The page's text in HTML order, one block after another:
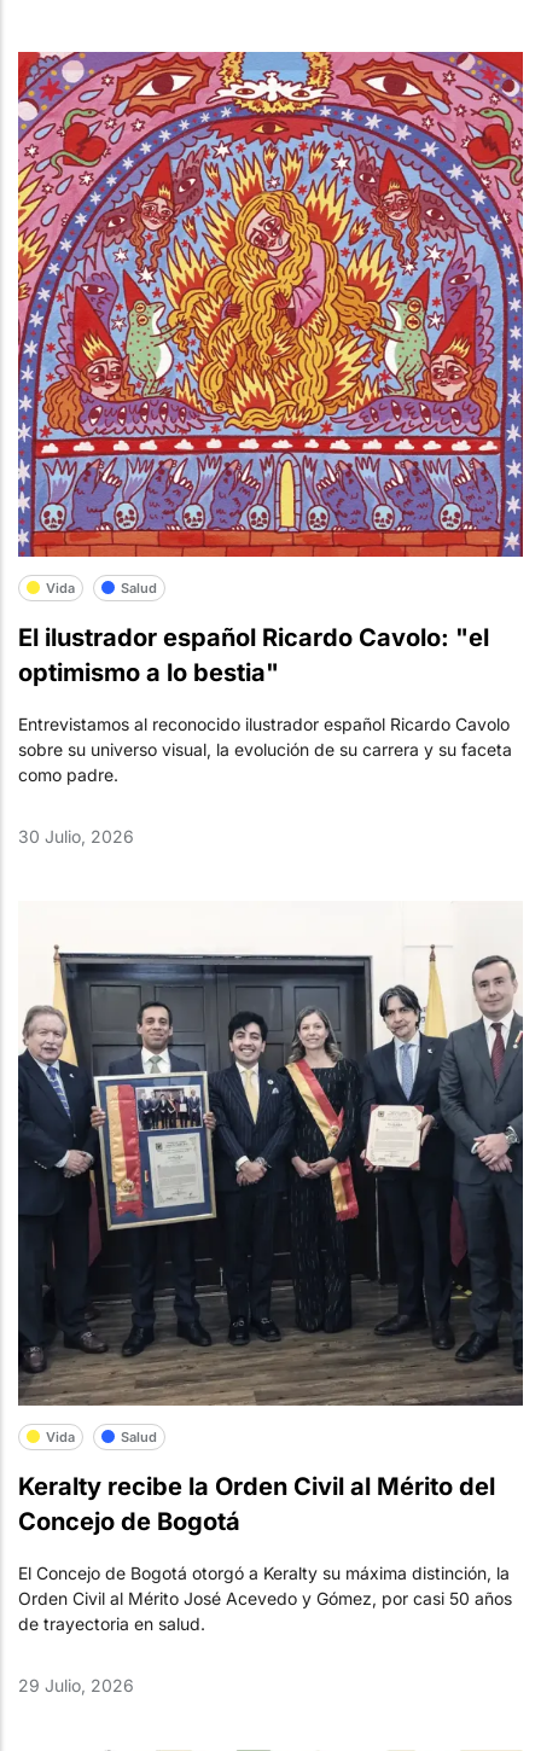
Vida Salud
El ilustrador español Ricardo Cavolo: "el
optimismo a lo bestia"
Entrevistamos al reconocido ilustrador español Ricardo Cavolo
sobre su universo visual, la evolución de su carrera y su faceta
como padre.
30 Julio, 2026
Vida Salud
Keralty recibe la Orden Civil al Mérito del
Concejo de Bogotá
El Concejo de Bogotá otorgó a Keralty su máxima distinción, la
Orden Civil al Mérito José Acevedo y Gómez, por casi 50 años
de trayectoria en salud.
29 Julio, 2026